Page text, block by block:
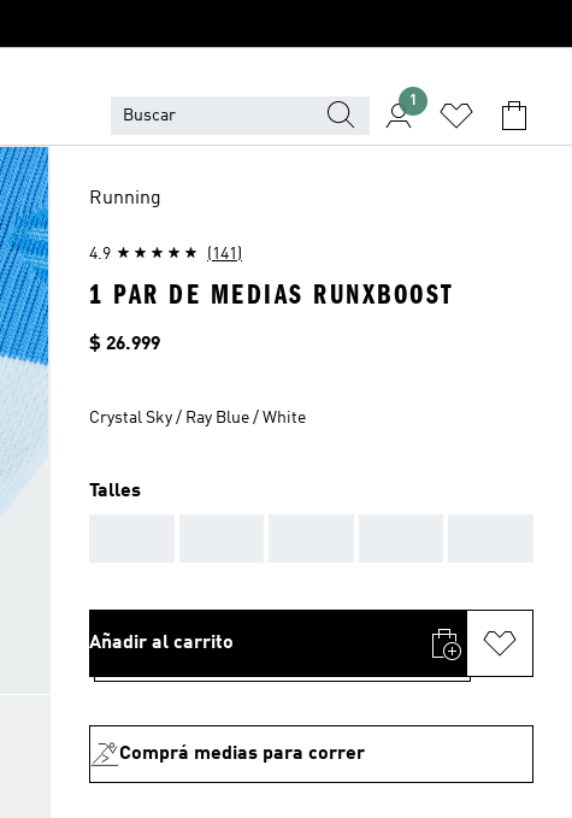
1
Running
4.9 (141)
1 PAR DE MEDIAS RUNXBOOST
Precio
$ 26.999
Crystal Sky / Ray Blue / White
Talles
Añadir al carrito
Comprá medias para correr